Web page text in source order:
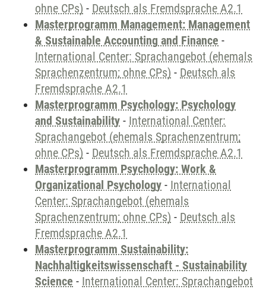
ohne CPs) - Deutsch als Fremdsprache A2.1
Masterprogramm Management: Management
& Sustainable Accounting and Finance -
International Center: Sprachangebot (ehemals
Sprachenzentrum; ohne CPs) - Deutsch als
Fremdsprache A2.1
Masterprogramm Psychology: Psychology
and Sustainability - International Center:
Sprachangebot (ehemals Sprachenzentrum;
ohne CPs) - Deutsch als Fremdsprache A2.1
Masterprogramm Psychology: Work &
Organizational Psychology - International
Center: Sprachangebot (ehemals
Sprachenzentrum; ohne CPs) - Deutsch als
Fremdsprache A2.1
Masterprogramm Sustainability:
Nachhaltigkeitswissenschaft - Sustainability
Science - International Center: Sprachangebot